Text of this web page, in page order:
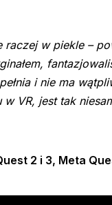
raczej w piekle–
i nie ma
VR, jest tak
2 i 3, Meta